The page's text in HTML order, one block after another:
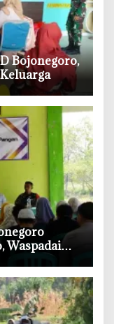
Bojonegoro,
Waspadai